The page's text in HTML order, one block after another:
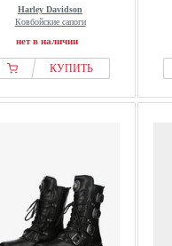
Harley Davidson
Ковбойские сапоги
нет в наличии
КУПИТЬ